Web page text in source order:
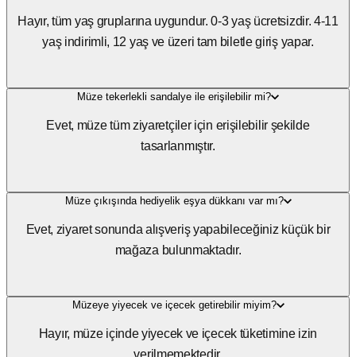
Hayır, tüm yaş gruplarına uygundur. 0-3 yaş ücretsizdir. 4-11
yaş indirimli, 12 yaş ve üzeri tam biletle giriş yapar.
Müze tekerlekli sandalye ile erişilebilir mi?
Evet, müze tüm ziyaretçiler için erişilebilir şekilde
tasarlanmıştır.
Müze çıkışında hediyelik eşya dükkanı var mı?
Evet, ziyaret sonunda alışveriş yapabileceğiniz küçük bir
mağaza bulunmaktadır.
Müzeye yiyecek ve içecek getirebilir miyim?
Hayır, müze içinde yiyecek ve içecek tüketimine izin
verilmemektedir.